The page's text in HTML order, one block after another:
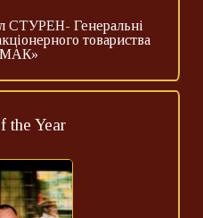
СТУРЕН- Генеральні
товариства
the Year